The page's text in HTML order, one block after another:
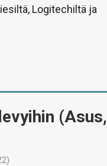
Logitechiltä ja
(Asus,